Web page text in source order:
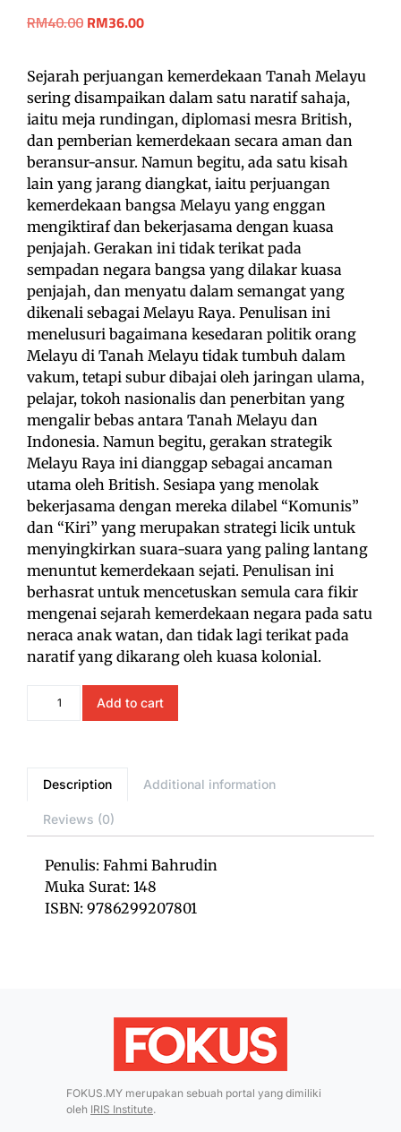
RM40.00 RM36.00
Sejarah perjuangan kemerdekaan Tanah Melayu
sering disampaikan dalam satu naratif sahaja,
iaitu meja rundingan, diplomasi mesra British,
dan pemberian kemerdekaan secara aman dan
beransur-ansur. Namun begitu, ada satu kisah
lain yang jarang diangkat, iaitu perjuangan
kemerdekaan bangsa Melayu yang enggan
mengiktiraf dan bekerjasama dengan kuasa
penjajah. Gerakan ini tidak terikat pada
sempadan negara bangsa yang dilakar kuasa
penjajah, dan menyatu dalam semangat yang
dikenali sebagai Melayu Raya. Penulisan ini
menelusuri bagaimana kesedaran politik orang
Melayu di Tanah Melayu tidak tumbuh dalam
vakum, tetapi subur dibajai oleh jaringan ulama,
pelajar, tokoh nasionalis dan penerbitan yang
mengalir bebas antara Tanah Melayu dan
Indonesia. Namun begitu, gerakan strategik
Melayu Raya ini dianggap sebagai ancaman
utama oleh British. Sesiapa yang menolak
bekerjasama dengan mereka dilabel “Komunis”
dan “Kiri” yang merupakan strategi licik untuk
menyingkirkan suara-suara yang paling lantang
menuntut kemerdekaan sejati. Penulisan ini
berhasrat untuk mencetuskan semula cara fikir
mengenai sejarah kemerdekaan negara pada satu
neraca anak watan, dan tidak lagi terikat pada
naratif yang dikarang oleh kuasa kolonial.
Add to cart
Description Additional information
Reviews (0)
Penulis: Fahmi Bahrudin
Muka Surat: 148
ISBN: 9786299207801
FOKUS.MY merupakan sebuah portal yang dimiliki
oleh IRIS Institute.